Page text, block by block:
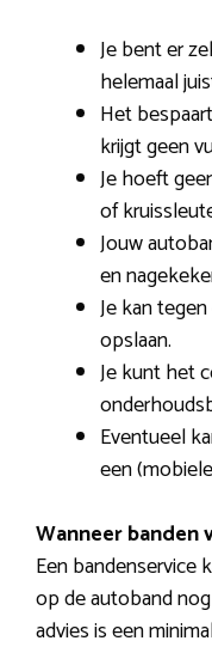
Je bent er
helemaal
Het
krijgt geen
Je hoeft
of
Jouw
en
Je kan
opslaan.
Je kunt het
Eventueel
een
Wanneer banden
Een
op de autoband
advies is een